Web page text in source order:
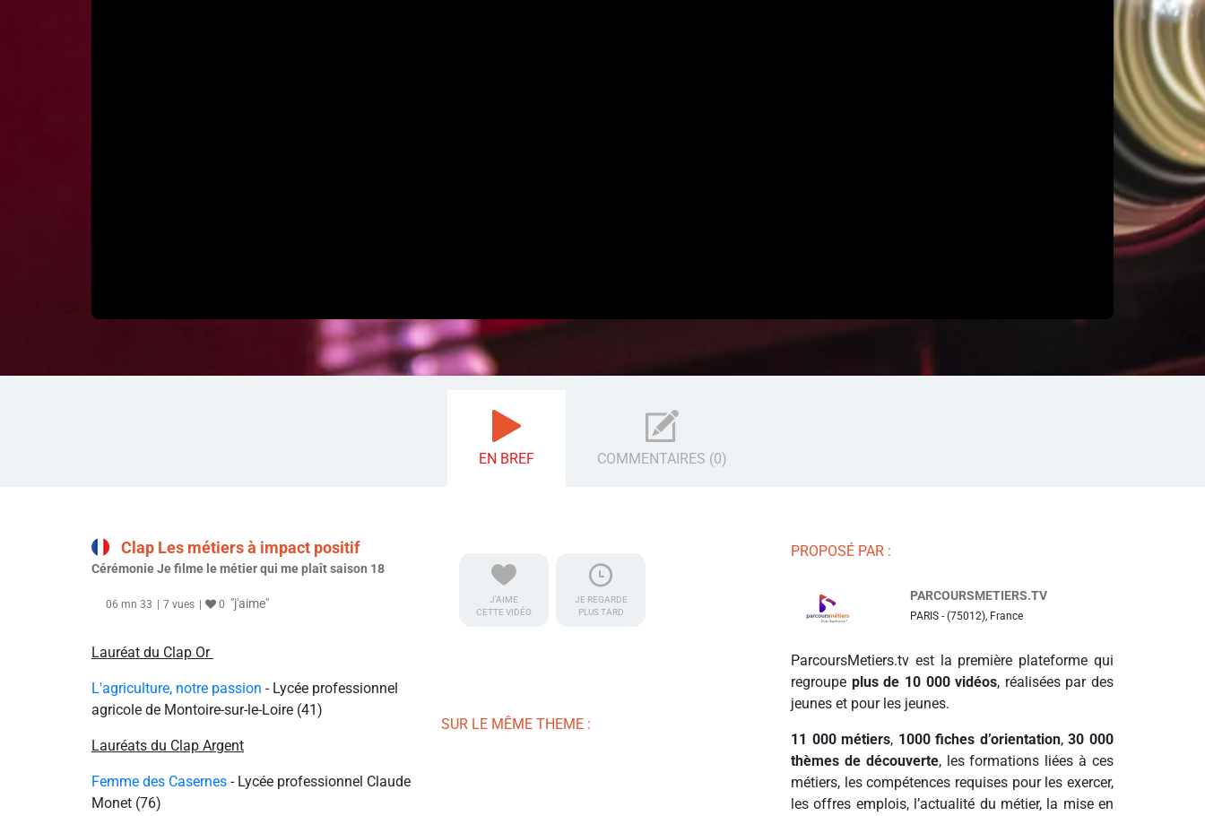
EN BREF COMMENTAIRES (0)
Clap Les métiers à impact positif
Cérémonie Je filme le métier qui me plaît saison 18
06 mn 33 7 vues 0 "j'aime"
Lauréat du Clap Or
L'agriculture, notre passion - Lycée professionnel
agricole de Montoire-sur-le-Loire (41)
Lauréats du Clap Argent
Femme des Casernes - Lycée professionnel Claude
Monet (76)
J'AIME
CETTE VIDÉO
JE REGARDE
PLUS TARD
SUR LE MÊME THEME :
PROPOSÉ PAR :
PARCOURSMETIERS.TV
PARIS - (75012), France
ParcoursMetiers.tv est la première plateforme qui
regroupe plus de 10 000 vidéos, réalisées par des
jeunes et pour les jeunes.
11 000 métiers, 1000 fiches d’orientation,30 000
thèmes de découverte, les formations liées à ces
métiers, les compétences requises pour les exercer,
les offres emplois, l’actualité du métier, la mise en